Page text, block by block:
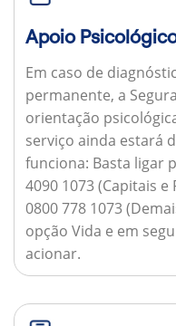
Apoio
Em caso de
permanente, a
orientação
serviço ainda estará
funciona: Basta ligar
4090 1073 (Capitais
0800 778 1073
opção Vida e em
acionar.